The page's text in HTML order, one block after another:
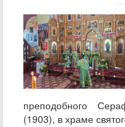
преподобного
(1903), в храме